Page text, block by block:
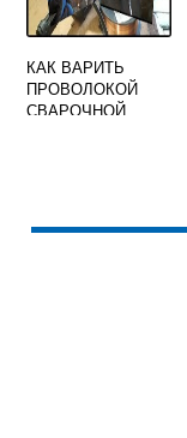
КАК ВАРИТЬ
ПРОВОЛОКОЙ
СВАРОЧНОЙ